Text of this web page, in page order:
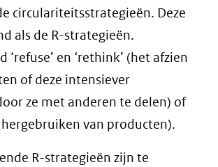
circulariteitsstrategieën. Deze
als de R-strategieën.
‘refuse’ en ‘rethink’ (het afzien
of deze intensiever
ze met anderen te delen) of
hergebruiken van producten).
R-strategieën zijn te